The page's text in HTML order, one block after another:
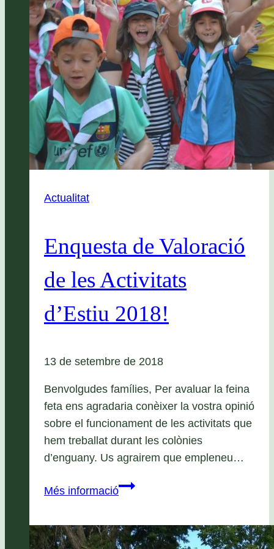
Actualitat
Enquesta de Valoració
de les Activitats
d’Estiu 2018!
13 de setembre de 2018
Benvolgudes famílies, Per avaluar la feina
feta ens agradaria conèixer la vostra opinió
sobre el funcionament de les activitats que
hem treballat durant les colònies
d’enguany. Us agrairem que empleneu…
Més informacióEnquesta
de